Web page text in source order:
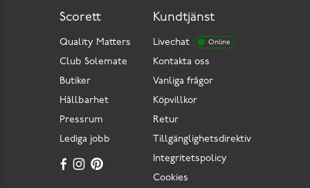
Kundtjänst
Livechat Online
Kontakta oss
Vanliga frågor
Köpvillkor
Retur
Tillgänglighetsdirektiv
Integritetspolicy
Cookies
Scorett
Quality Matters
Club Solemate
Butiker
Hållbarhet
Pressrum
Lediga jobb